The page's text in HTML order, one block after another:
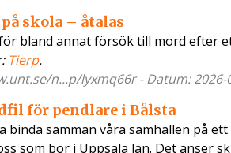
skola – åtalas
bland annat försök till mord efter
Tierp.
n...p/lyxmq66r - Datum: 2026-
för pendlare i Bålsta
binda samman våra samhällen på
som bor i Uppsala län. Det anser